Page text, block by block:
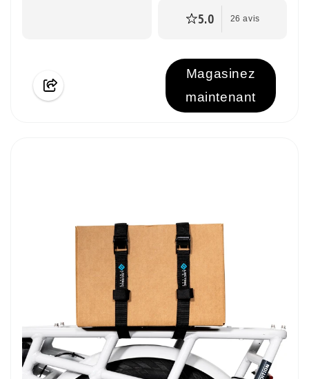
5.0 26 avis
Magasinez
maintenant